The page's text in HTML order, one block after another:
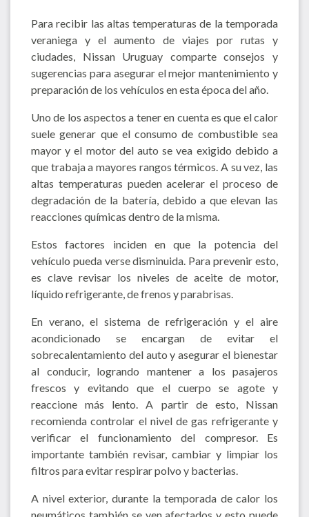
Para recibir las altas temperaturas de la temporada
veraniega y el aumento de viajes por rutas y
ciudades, Nissan Uruguay comparte consejos y
sugerencias para asegurar el mejor mantenimiento y
preparación de los vehículos en esta época del año.
Uno de los aspectos a tener en cuenta es que el calor
suele generar que el consumo de combustible sea
mayor y el motor del auto se vea exigido debido a
que trabaja a mayores rangos térmicos. A su vez, las
altas temperaturas pueden acelerar el proceso de
degradación de la batería, debido a que elevan las
reacciones químicas dentro de la misma.
Estos factores inciden en que la potencia del
vehículo pueda verse disminuida. Para prevenir esto,
es clave revisar los niveles de aceite de motor,
líquido refrigerante, de frenos y parabrisas.
En verano, el sistema de refrigeración y el aire
acondicionado se encargan de evitar el
sobrecalentamiento del auto y asegurar el bienestar
al conducir, logrando mantener a los pasajeros
frescos y evitando que el cuerpo se agote y
reaccione más lento. A partir de esto, Nissan
recomienda controlar el nivel de gas refrigerante y
verificar el funcionamiento del compresor. Es
importante también revisar, cambiar y limpiar los
filtros para evitar respirar polvo y bacterias.
A nivel exterior, durante la temporada de calor los